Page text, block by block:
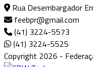
Rua Desembargador
feebpr@gmail.com
(41) 3224-5573
(41) 3224-5525
Copyright 2026 -